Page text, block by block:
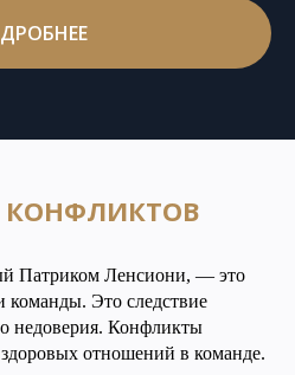
КОНФЛИКТОВ
Патриком Ленсиони, — это
команды. Это следствие
недоверия. Конфликты
отношений в команде.